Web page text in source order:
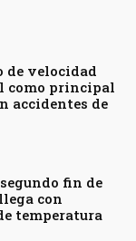
de velocidad
como principal
accidentes de
fin de
con
temperatura